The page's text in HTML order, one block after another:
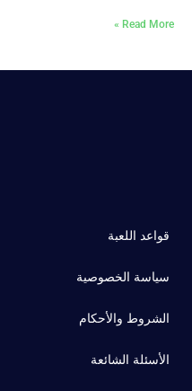
Read More »
قواعد اللعبة
سياسة الخصوصية
الشروط والأحكام
الأسئلة الشائعة